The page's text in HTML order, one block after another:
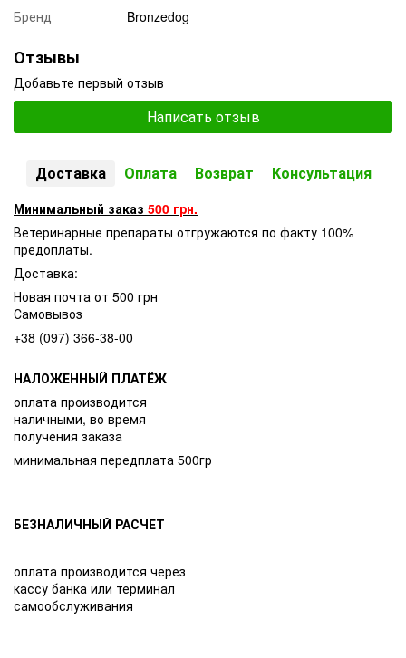
Бренд Bronzedog
Отзывы
Добавьте первый отзыв
Написать отзыв
Доставка Оплата Возврат Консультация
Минимальный заказ 500 грн.
Ветеринарные препараты отгружаются по факту 100%
предоплаты.
Доставка:
Новая почта от 500 грн
Самовывоз
+38 (097) 366-38-00
НАЛОЖЕННЫЙ ПЛАТЁЖ
оплата производится
наличными, во время
получения заказа
минимальная передплата 500гр
БЕЗНАЛИЧНЫЙ РАСЧЕТ
оплата производится через
кассу банка или терминал
самообслуживания